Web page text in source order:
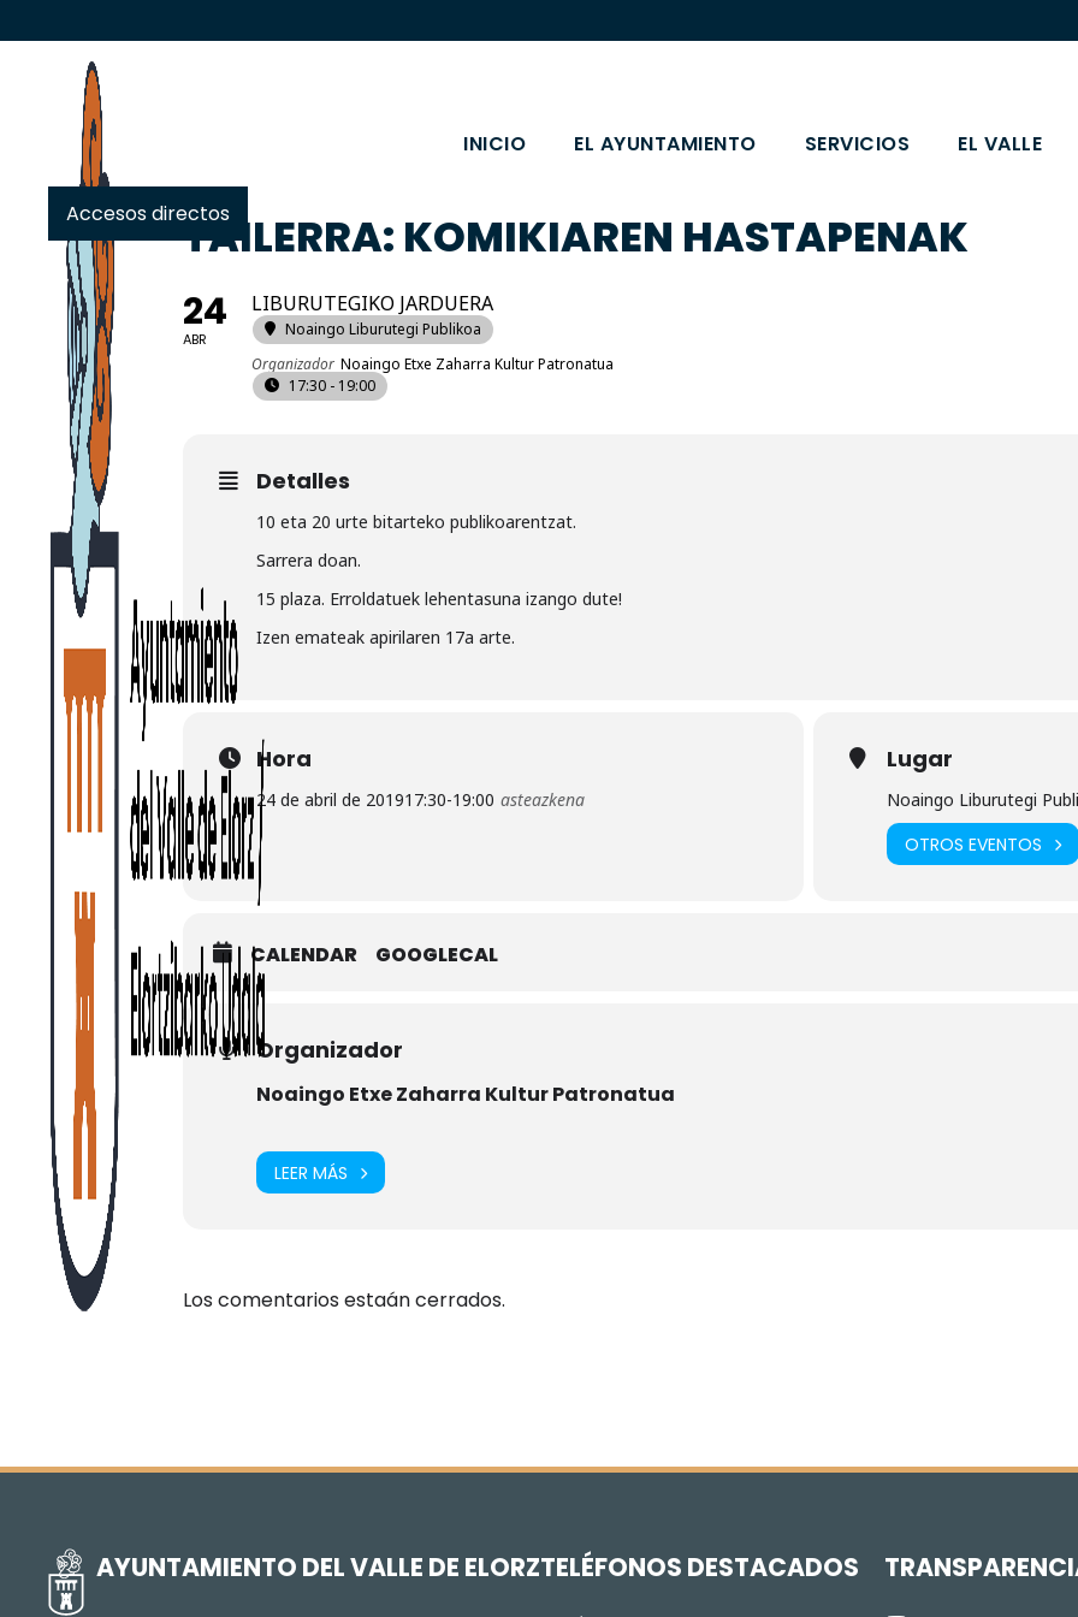
INICIO EL AYUNTAMIENTO SERVICIOS EL VALLE
Accesos directosTAILERRA: KOMIKIAREN HASTAPENAK
24
ABR
LIBURUTEGIKO JARDUERA
Noaingo Liburutegi Publikoa
Organizador Noaingo Etxe Zaharra Kultur Patronatua
17:30 - 19:00
Detalles
10 eta 20 urte bitarteko publikoarentzat.
Sarrera doan.
15 plaza. Erroldatuek lehentasuna izango dute!
Izen emateak apirilaren 17a arte.
Hora
24 de abril de 201917:30-19:00 asteazkena
Lugar
Noaingo Liburutegi
OTROS EVENTOS
CALENDAR GOOGLECAL
Organizador
Noaingo Etxe Zaharra Kultur Patronatua
LEER MÁS
Los comentarios estaán cerrados.
AYUNTAMIENTO DEL VALLE DE ELORZTELÉFONOS DESTACADOS